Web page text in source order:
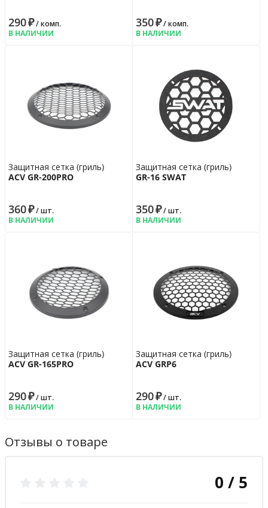
290₽/ комп.
В НАЛИЧИИ
350₽/ комп.
В НАЛИЧИИ
Защитная сетка (гриль)
ACV GR-200PRO
360₽/ шт.
В НАЛИЧИИ
Защитная сетка (гриль)
GR-16 SWAT
350₽/ шт.
В НАЛИЧИИ
Защитная сетка (гриль)
ACV GR-165PRO
290₽/ шт.
В НАЛИЧИИ
Защитная сетка (гриль)
ACV GRP6
290₽/ шт.
В НАЛИЧИИ
Отзывы о товаре
0 / 5